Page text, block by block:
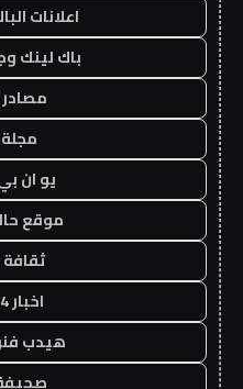
اعلانات
باك لينك
مصادر
يو ان
موقع
اخبار 24 ساعة
هيدب